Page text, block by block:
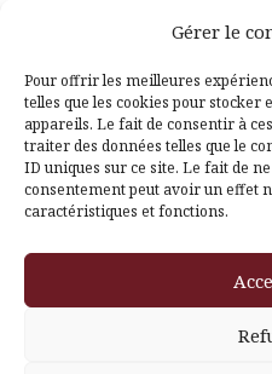
Gérer le
Pour offrir les meilleures
telles que les cookies pour
appareils. Le fait de consentir à
traiter des données telles que le
ID uniques sur ce site. Le fait de
consentement peut avoir un effet
caractéristiques et fonctions.